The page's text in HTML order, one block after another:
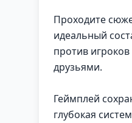
Проходите
идеальный
против
друзьями.
Геймплей
глубокая